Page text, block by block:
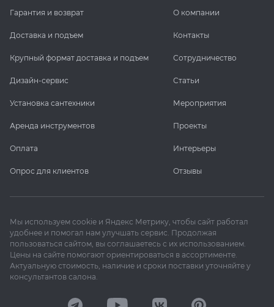
Гарантия и возврат
Доставка и подъем
Крупный формат доставка и подъем
Дизайн-сервис
Установка сантехники
Аренда инструментов
Оплата
Опрос для клиентов
О компании
Контакты
Сотрудничество
Статьи
Мероприятия
Проекты
Интерьеры
Отзывы
Мы используем cookie и Яндекс Метрику, чтобы сайт работал
удобнее и помогал нам улучшать сервис. Продолжая
пользоваться сайтом, вы соглашаетесь с их использованием.
Цены на сайте помогают ориентироваться в ассортименте.
Актуальную стоимость, наличие и сроки поставки уточняйте у
консультантов салона.